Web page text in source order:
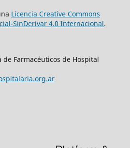
Licencia Creative Commons
SinDerivar 4.0 Internacional.
Farmacéuticos de Hospital